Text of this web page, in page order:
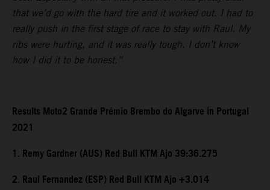
that we’d go with the hard tire and it worked out. I had to
really push in the first stage of race to stay with Raul. My
ribs were hurting, and it was really tough. I don’t know
how I did it to be honest.”
Results Moto2 Grande Prémio Brembo do Algarve in Portugal
2021
1. Remy Gardner (AUS) Red Bull KTM Ajo 39:36.275
2. Raul Fernandez (ESP) Red Bull KTM Ajo +3.014